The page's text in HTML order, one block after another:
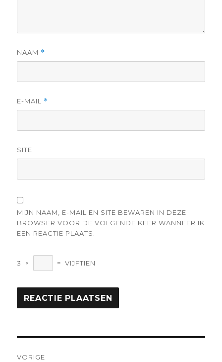
NAAM *
E-MAIL *
SITE
MIJN NAAM, E-MAIL EN SITE BEWAREN IN DEZE
BROWSER VOOR DE VOLGENDE KEER WANNEER IK
EEN REACTIE PLAATS.
3 × = VIJFTIEN
VORIGE